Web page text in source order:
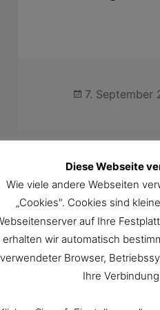
Veröffentlicht
7. September
5.
2018,
Diese Webseite
Wie viele andere Webseiten
„Cookies". Cookies sind
auf Ihre
erhalten wir automatisch
verwendeter Browser,
Ihre